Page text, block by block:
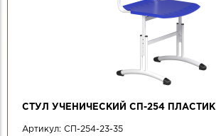
СТУЛ УЧЕНИЧЕСКИЙ СП-254 ПЛАСТИК
Артикул: СП-254-23-35